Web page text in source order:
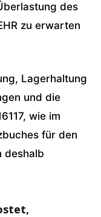
des
zu erwarten
Lagerhaltung
und die
wie im
für den
deshalb